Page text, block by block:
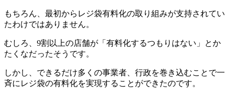
もちろん、最初からレジ袋有料化の取り組みが支持されてい
たわけではありません。
むしろ、9割以上の店舗が「有料化するつもりはない」とか
たくなだったそうです。
しかし、できるだけ多くの事業者、行政を巻き込むことで一
斉にレジ袋の有料化を実現することができたのです。